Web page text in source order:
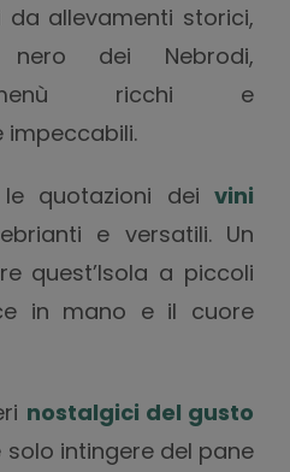
da allevamenti storici,
dei Nebrodi,
menù ricchi e
impeccabili.
le quotazioni deivini
e versatili. Un
quest’Isola a piccoli
in mano e il cuore
nostalgici del gusto
intingere del pane